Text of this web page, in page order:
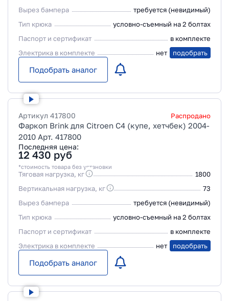
Вырез бампера
требуется (невидимый)
Тип крюка
условно-съемный на 2 болтах
Паспорт и сертификат
в комплекте
Электрика в комплекте
нет подобрать
Подобрать аналог
Артикул 417800 Распродано
Фаркоп Brink для Citroen C4 (купе, хетчбек) 2004-
2010 Арт. 417800
Последняя цена:
12 430 руб
*стоимость товара без установки
Тяговая нагрузка, кг
1800
Вертикальная нагрузка, кг
73
Вырез бампера
требуется (невидимый)
Тип крюка
условно-съемный на 2 болтах
Паспорт и сертификат
в комплекте
Электрика в комплекте
нет подобрать
Подобрать аналог